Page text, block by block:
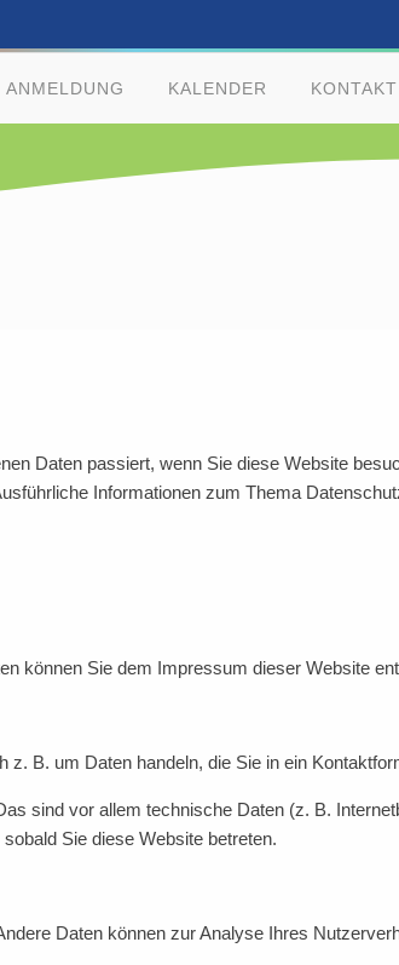
ANMELDUNG KALENDER KONTAKT
Daten passiert, wenn Sie diese Website
Informationen zum Thema
können Sie dem Impressum dieser Website
B. um Daten handeln, die Sie in ein
sind vor allem technische Daten (z. B.
Sie diese Website betreten.
Daten können zur Analyse Ihres